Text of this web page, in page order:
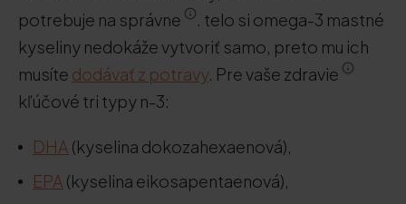
potrebuje na správne
. telo si omega-3 mastné
kyseliny nedokáže vytvoriť samo, preto mu ich
musíte dodávať z potravy. Pre vaše zdravie
kľúčové tri typy n-3:
DHA (kyselina dokozahexaenová),
EPA (kyselina eikosapentaenová),